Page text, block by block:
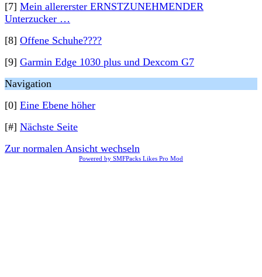
[7] Mein allererster ERNSTZUNEHMENDER
Unterzucker …
[8] Offene Schuhe????
[9] Garmin Edge 1030 plus und Dexcom G7
Navigation
[0] Eine Ebene höher
[#] Nächste Seite
Zur normalen Ansicht wechseln
Powered by SMFPacks Likes Pro Mod